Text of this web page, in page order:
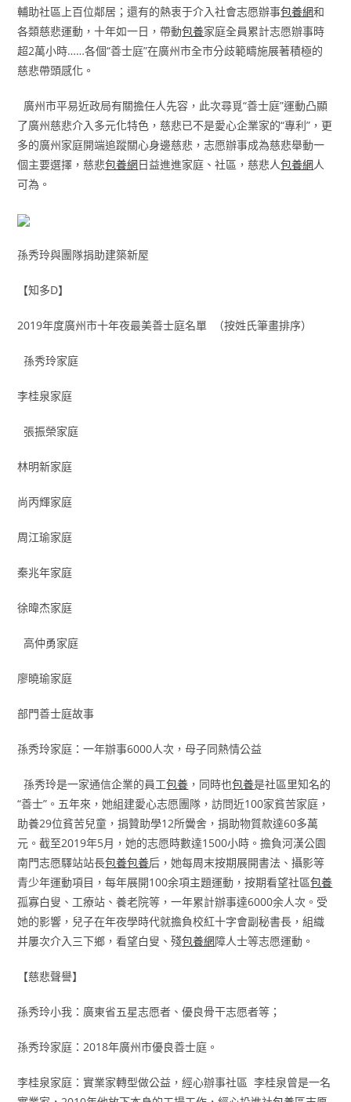
輔助社區上百位鄰居；還有的熱衷于介入社會志愿辦事包養網和
各類慈悲運動，十年如一日，帶動包養家庭全員累計志愿辦事時
超2萬小時……各個“善士庭”在廣州市全市分歧範疇施展著積極的
慈悲帶頭感化。
廣州市平易近政局有關擔任人先容，此次尋覓“善士庭”運動凸顯
了廣州慈悲介入多元化特色，慈悲已不是愛心企業家的“專利”，更
多的廣州家庭開端追蹤關心身邊慈悲，志愿辦事成為慈悲舉動一
個主要選擇，慈悲包養網日益進進家庭、社區，慈悲人包養網人
可為。
孫秀玲與團隊捐助建築新屋
【知多D】
2019年度廣州市十年夜最美善士庭名單 （按姓氏筆畫排序）
孫秀玲家庭
李桂泉家庭
張振榮家庭
林明新家庭
尚丙輝家庭
周江瑜家庭
秦兆年家庭
徐暐杰家庭
高仲勇家庭
廖曉瑜家庭
部門善士庭故事
孫秀玲家庭：一年辦事6000人次，母子同熱情公益
孫秀玲是一家通信企業的員工包養 ，同時也包養是社區里知名的
“善士”。五年來，她組建愛心志愿團隊，訪問近100家貧苦家庭，
助養29位貧苦兒童，捐贊助學12所黌舍，捐助物質款達60多萬
元。截至2019年5月，她的志愿時數達1500小時。擔負河漢公園
南門志愿驛站站長包養包養后，她每周末按期展開書法、攝影等
青少年運動項目，每年展開100余項主題運動，按期看望社區包養
孤寡白叟、工療站、養老院等，一年累計辦事達6000余人次。受
她的影響，兒子在年夜學時代就擔負校紅十字會副秘書長，組織
并屢次介入三下鄉，看望白叟、殘包養網障人士等志愿運動。
【慈悲聲譽】
孫秀玲小我：廣東省五星志愿者、優良骨干志愿者等；
孫秀玲家庭：2018年廣州市優良善士庭。
李桂泉家庭：實業家轉型做公益，經心辦事社區 李桂泉曾是一名